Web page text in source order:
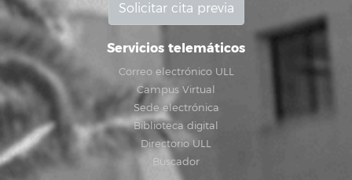
Solicitar cita previa
Servicios telemáticos
Correo electrónico ULL
Campus Virtual
Sede electrónica
Biblioteca digital
Directorio ULL
Buscador